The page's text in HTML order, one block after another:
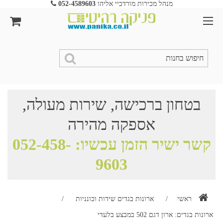
מנהל מכירות מורדכיי אליהו052-4589603
בטחון ברכישה, שירות מעולה,
אספקה מהירה
קשר ישיר הזמן עכשיו: 052-458-
9603
ראשי / ארונות בגדים שידות וכונניות /
ארונות בגדים: ארון דגם 502 במבצע בלעדי